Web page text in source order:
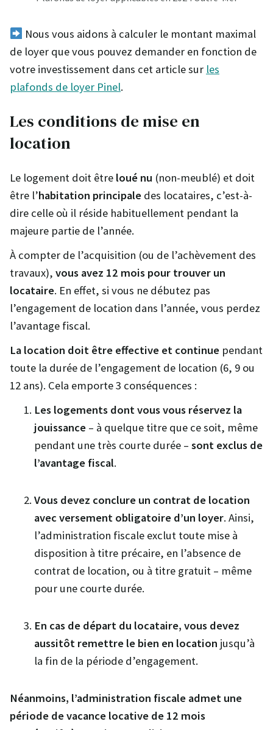
Nous vous aidons à calculer le montant maximal
de loyer que vous pouvez demander en fonction de
votre investissement dans cet article sur les
plafonds de loyer Pinel.
Les conditions de mise en
location
Le logement doit être loué nu (non-meublé) et doit
être l’habitation principale des locataires, c’est-à-
dire celle où il réside habituellement pendant la
majeure partie de l’année.
À compter de l’acquisition (ou de l’achèvement des
travaux), vous avez 12 mois pour trouver un
locataire. En effet, si vous ne débutez pas
l’engagement de location dans l’année, vous perdez
l’avantage fiscal.
La location doit être effective et continue pendant
toute la durée de l’engagement de location (6, 9 ou
12 ans). Cela emporte 3 conséquences :
Les logements dont vous vous réservez la
jouissance – à quelque titre que ce soit, même
pendant une très courte durée – sont exclus de
l’avantage fiscal.
Vous devez conclure un contrat de location
avec versement obligatoire d’un loyer. Ainsi,
l’administration fiscale exclut toute mise à
disposition à titre précaire, en l’absence de
contrat de location, ou à titre gratuit – même
pour une courte durée.
En cas de départ du locataire, vous devez
aussitôt remettre le bien en location jusqu’à
la fin de la période d’engagement.
Néanmoins, l’administration fiscale admet une
période de vacance locative de 12 mois